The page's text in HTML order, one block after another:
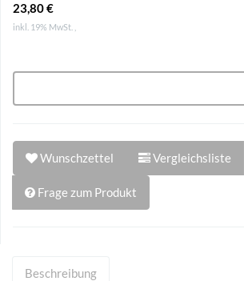
23,80 €
inkl. 19% MwSt. ,
Wunschzettel Vergleichsliste
Frage zum Produkt
Beschreibung